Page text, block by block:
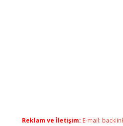
Reklam ve İletişim: E-mail: